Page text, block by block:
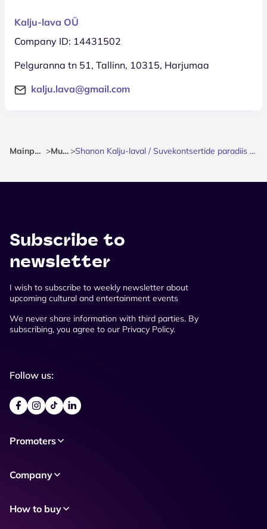
Kalju-lava OÜ
Company ID: 14431502
Pelguranna tn 51, Tallinn, 10315, Harjumaa
kalju.lava@gmail.com
Mainpage > Music > Shanon Kalju-laval / Suvekontsertide paradiis Padisel
Subscribe to
newsletter
I wish to subscribe to weekly newsletter about
upcoming cultural and entertainment events
We never share information with third parties. By
subscribing, you agree to our Privacy Policy.
Follow us:
Promoters
Company
How to buy